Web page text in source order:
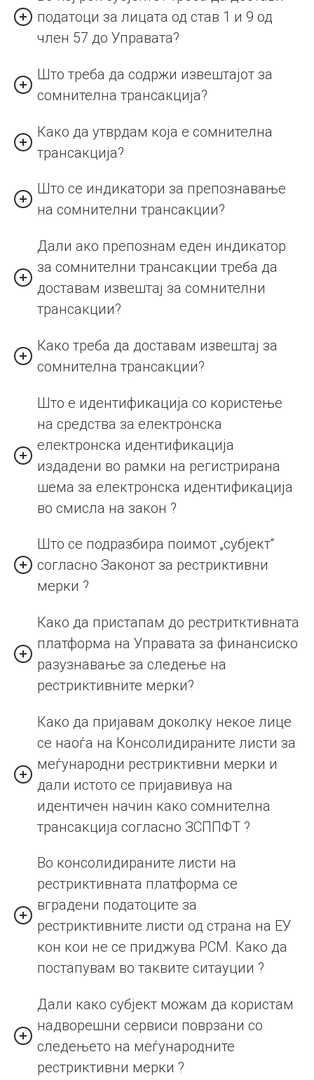
податоци за лицата од став 1 и 9 од
член 57 до Управата?
Што треба да содржи извештајот за
сомнителна трансакција?
Како да утврдам која е сомнителна
трансакција?
Што се индикатори за препознавање
на сомнителни трансакции?
Дали ако препознам еден индикатор
за сомнителни трансакции треба да
доставам извештај за сомнителни
трансакции?
Како треба да доставам извештај за
сомнителна трансакции?
Што е идентификација со користење
на средства за електронска
електронска идентификација
издадени во рамки на регистрирана
шема за електронска идентификација
во смисла на закон ?
Што се подразбира поимот „субјект“
согласно Законот за рестриктивни
мерки ?
Како да пристапам до рестритктивната
платформа на Управата за финансиско
разузнавање за следење на
рестриктивните мерки?
Како да пријавам доколку некое лице
се наоѓа на Консолидираните листи за
меѓународни рестриктивни мерки и
дали истото се пријавивуа на
идентичен начин како сомнителна
трансакција согласно ЗСППФТ ?
Во консолидираните листи на
рестриктивната платформа се
вградени податоците за
рестриктивните листи од страна на ЕУ
кон кои не се приджува РСМ. Како да
постапувам во таквите ситауции ?
Дали како субјект можам да користам
надворешни сервиси поврзани со
следењето на меѓународните
рестриктивни мерки ?